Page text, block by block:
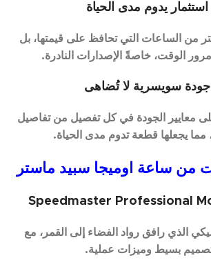
من الساعات التي تحافظ على قيمتها، بل
الوقت، خاصةً الإصدارات النادرة.
معايير الجودة في كل تفصيل من تفاصيل
مما يجعلها قطعة تدوم مدى الحياة.
من ساعة اوميجا سبيد ماستر
الذي رافق رواد الفضاء إلى القمر، مع
بسيط وميزات عملية.